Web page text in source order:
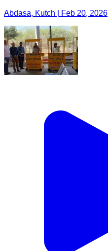
Abdasa, Kutch | Feb 20, 2026